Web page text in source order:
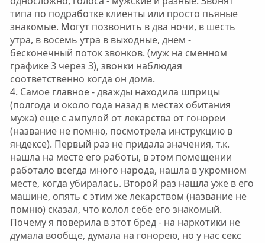
типа по подработке клиенты или просто пьяные
знакомые. Могут позвонить в два ночи, в шесть
утра, в восемь утра в выходные, днем -
бесконечный поток звонков. (муж на сменном
графике 3 через 3), звонки наблюдая
соответственно когда он дома.
4. Самое главное - дважды находила шприцы
(полгода и около года назад в местах обитания
мужа) еще с ампулой от лекарства от гонореи
(название не помню, посмотрела инструкцию в
яндексе). Первый раз не придала значения, т.к.
нашла на месте его работы, в этом помещении
работало всегда много народа, нашла в укромном
месте, когда убиралась. Второй раз нашла уже в его
машине, опять с этим же лекарством (название не
помню) сказал, что колол себе его знакомый.
Почему я поверила в этот бред - на наркотики не
думала вообще, думала на гонорею, но у нас секс